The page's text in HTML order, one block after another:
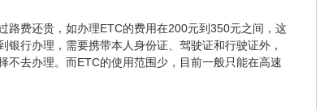
费还贵，如办理ETC的费用在200元到350元之间，这
行办理，需要携带本人身份证、驾驶证和行驶证外，
去办理。而ETC的使用范围少，目前一般只能在高速